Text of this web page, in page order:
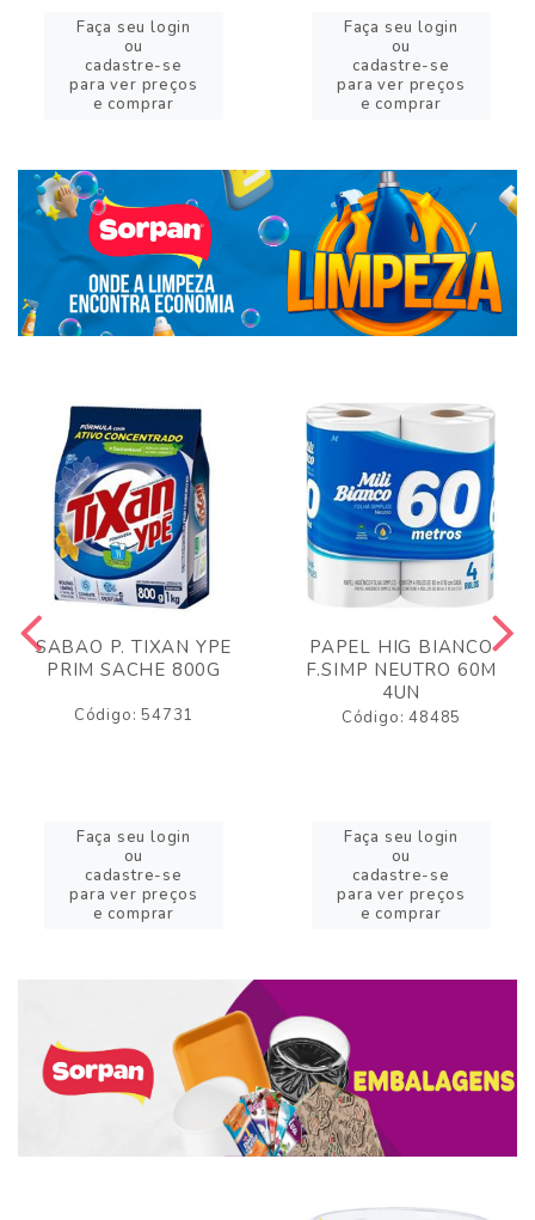
Faça seu login
ou
cadastre-se
para ver preços
e comprar
Faça seu login
ou
cadastre-se
para ver preços
e comprar
SABAO P. TIXAN YPE
PRIM SACHE 800G
Código: 54731
Faça seu login
ou
cadastre-se
para ver preços
e comprar
PAPEL HIG BIANCO
F.SIMP NEUTRO 60M
4UN
Código: 48485
Faça seu login
ou
cadastre-se
para ver preços
e comprar